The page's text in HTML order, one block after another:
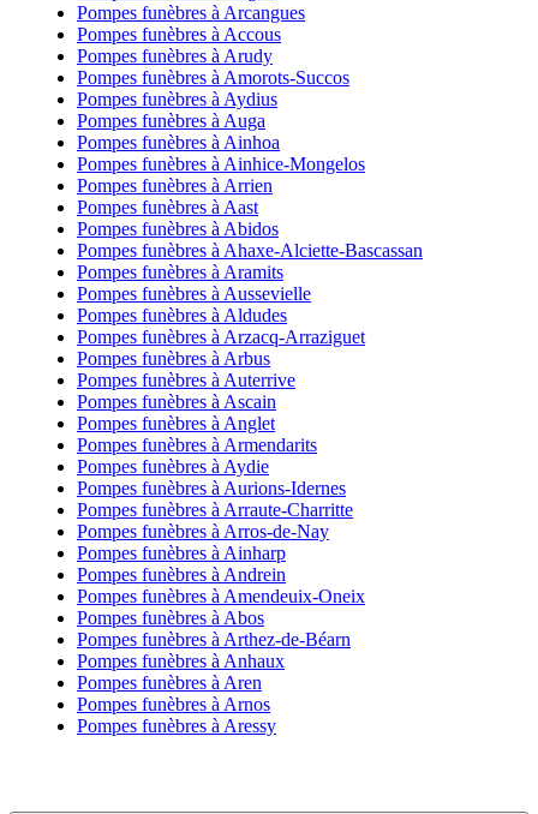
Pompes funèbres à Arcangues
Pompes funèbres à Accous
Pompes funèbres à Arudy
Pompes funèbres à Amorots-Succos
Pompes funèbres à Aydius
Pompes funèbres à Auga
Pompes funèbres à Ainhoa
Pompes funèbres à Ainhice-Mongelos
Pompes funèbres à Arrien
Pompes funèbres à Aast
Pompes funèbres à Abidos
Pompes funèbres à Ahaxe-Alciette-Bascassan
Pompes funèbres à Aramits
Pompes funèbres à Aussevielle
Pompes funèbres à Aldudes
Pompes funèbres à Arzacq-Arraziguet
Pompes funèbres à Arbus
Pompes funèbres à Auterrive
Pompes funèbres à Ascain
Pompes funèbres à Anglet
Pompes funèbres à Armendarits
Pompes funèbres à Aydie
Pompes funèbres à Aurions-Idernes
Pompes funèbres à Arraute-Charritte
Pompes funèbres à Arros-de-Nay
Pompes funèbres à Ainharp
Pompes funèbres à Andrein
Pompes funèbres à Amendeuix-Oneix
Pompes funèbres à Abos
Pompes funèbres à Arthez-de-Béarn
Pompes funèbres à Anhaux
Pompes funèbres à Aren
Pompes funèbres à Arnos
Pompes funèbres à Aressy